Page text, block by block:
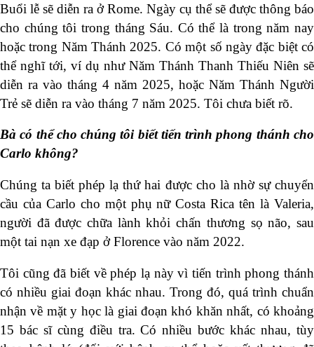
Buổi lễ sẽ diễn ra ở Rome. Ngày cụ thể sẽ được thông báo
cho chúng tôi trong tháng Sáu. Có thể là trong năm nay
hoặc trong Năm Thánh 2025. Có một số ngày đặc biệt có
thể nghĩ tới, ví dụ như Năm Thánh Thanh Thiếu Niên sẽ
diễn ra vào tháng 4 năm 2025, hoặc Năm Thánh Người
Trẻ sẽ diễn ra vào tháng 7 năm 2025. Tôi chưa biết rõ.
Bà có thể cho chúng tôi biết tiến trình phong thánh cho
Carlo không?
Chúng ta biết phép lạ thứ hai được cho là nhờ sự chuyển
cầu của Carlo cho một phụ nữ Costa Rica tên là Valeria,
người đã được chữa lành khỏi chấn thương sọ não, sau
một tai nạn xe đạp ở Florence vào năm 2022.
Tôi cũng đã biết về phép lạ này vì tiến trình phong thánh
có nhiều giai đoạn khác nhau. Trong đó, quá trình chuẩn
nhận về mặt y học là giai đoạn khó khăn nhất, có khoảng
15 bác sĩ cùng điều tra. Có nhiều bước khác nhau, tùy